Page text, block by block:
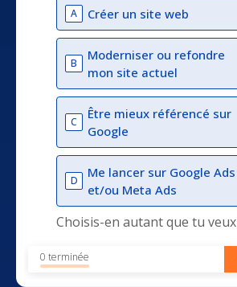
A Créer un site web
B
Moderniser ou refondre
mon site actuel
C
Être mieux référencé sur
Google
D
Me lancer sur Google Ads
et/ou Meta Ads
Choisis-en autant que tu veux
0 terminée